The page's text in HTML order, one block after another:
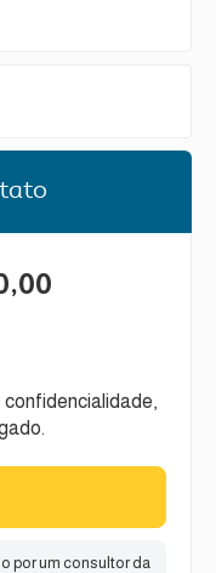
confidencialidade,
por um consultor da